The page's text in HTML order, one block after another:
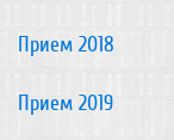
Прием 2018
Прием 2019